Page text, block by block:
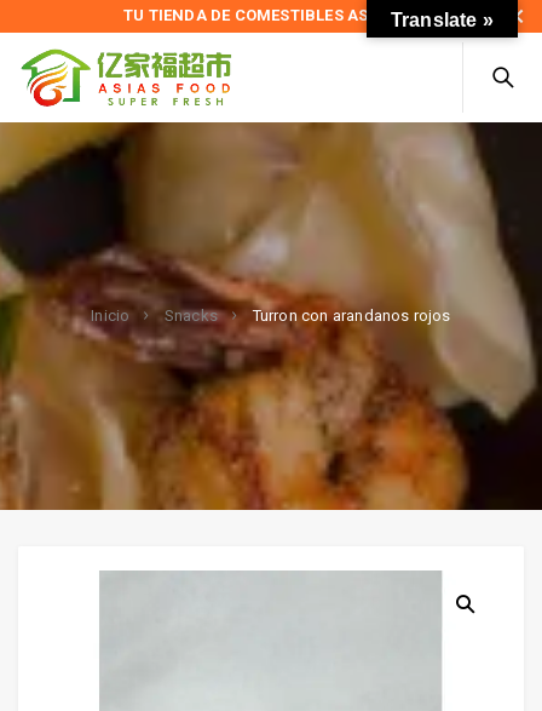
TU TIENDA DE COMESTIBLES ASIÁTICOS
Inicio Snacks Turron con arandanos rojos
Translate »